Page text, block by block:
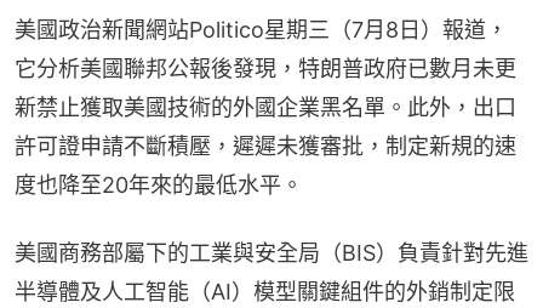
美國政治新聞網站Politico星期三（7月8日）報道，
它分析美國聯邦公報後發現，特朗普政府已數月未更
新禁止獲取美國技術的外國企業黑名單。此外，出口
許可證申請不斷積壓，遲遲未獲審批，制定新規的速
度也降至20年來的最低水平。
美國商務部屬下的工業與安全局（BIS）負責針對先進
半導體及人工智能（AI）模型關鍵組件的外銷制定限